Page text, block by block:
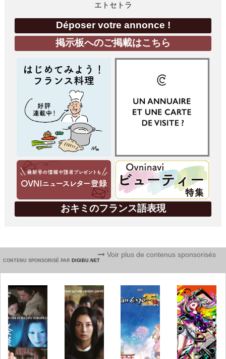
エトセトラ
Déposer votre annonce !
掲示板へのご掲載はこちら
おキミのフランス語表現
CONTENU SPONSORISÉ PAR DIGIBU.NET
Voir plus de contenus sponsorisés